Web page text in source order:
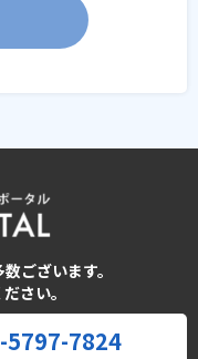
ございます。
さい。
5797-7824